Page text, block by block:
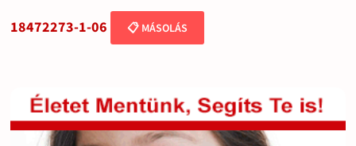
18472273-1-06 📋 MÁSOLÁS